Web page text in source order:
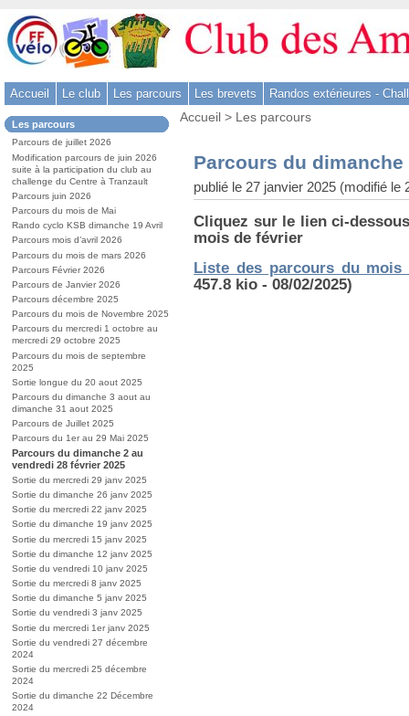
Aller
au
contenu
Aller
menu
-
Aller
à
la
recherche
Accueil Le club Les parcours Les brevets Randos extérieures -
Dans
la
rubrique
:
Les parcours
Parcours de juillet 2026
Modification parcours de juin 2026
suite à la participation du club au
challenge du Centre à Tranzault
Parcours juin 2026
Parcours du mois de Mai
Rando cyclo KSB dimanche 19 Avril
Parcours mois d’avril 2026
Parcours du mois de mars 2026
Parcours Février 2026
Parcours de Janvier 2026
Parcours décembre 2025
Parcours du mois de Novembre 2025
Parcours du mercredi 1 octobre au
mercredi 29 octobre 2025
Parcours du mois de septembre
2025
Sortie longue du 20 aout 2025
Parcours du dimanche 3 aout au
dimanche 31 aout 2025
Parcours de Juillet 2025
Parcours du 1er au 29 Mai 2025
Parcours du dimanche 2 au
vendredi 28 février 2025
Sortie du mercredi 29 janv 2025
Sortie du dimanche 26 janv 2025
Sortie du mercredi 22 janv 2025
Sortie du dimanche 19 janv 2025
Sortie du mercredi 15 janv 2025
Sortie du dimanche 12 janv 2025
Sortie du vendredi 10 janv 2025
Sortie du mercredi 8 janv 2025
Sortie du dimanche 5 janv 2025
Sortie du vendredi 3 janv 2025
Sortie du mercredi 1er janv 2025
Sortie du vendredi 27 décembre
2024
Sortie du mercredi 25 décembre
2024
Sortie du dimanche 22 Décembre
2024
Vous
Accueil > Les parcours
Parcours du
publié le 27 janvier 2025 (modifié le
Cliquez sur le lien ci-
mois de février
Liste des parcours du mois
457.8 kio - 08/02/2025)